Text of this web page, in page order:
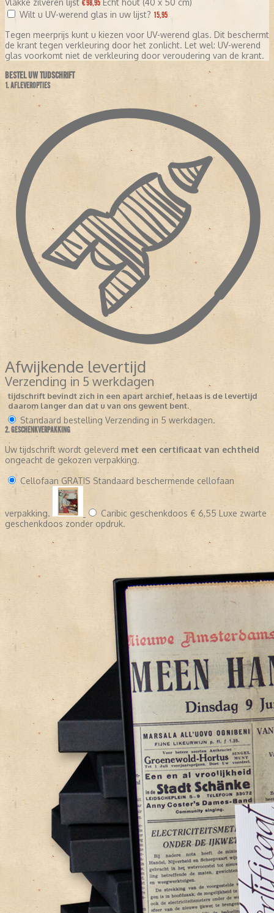
Vlakke zilveren lijst € 98,95 Echt hout (40 x 50 cm)
Wilt u UV-werend glas in uw lijst? 15,95
Tegen meerprijs kunt u kiezen voor UV-werend glas. Dit beschermt
de krant tegen verkleuring door het zonlicht. Let wel: UV-werend
glas voorkomt niet de verkleuring door veroudering van de krant.
BESTEL UW TIJDSCHRIFT
1. AFLEVEROPTIES
Afwijkende levertijd
Verzending in 5 werkdagen
tijdschrift bevindt zich in een apart archief, helaas is de levertijd
daarom langer dan dat u van ons gewent bent.
Standaard bestelling Verzending in 5 werkdagen.
2. GESCHENKVERPAKKING
Uw tijdschrift wordt geleverd met een certificaat van echtheid
ongeacht de gekozen verpakking.
Cellofaan GRATIS Standaard beschermende cellofaan
verpakking. Caribic geschenkdoos € 6,55 Luxe zwarte
geschenkdoos zonder opdruk.